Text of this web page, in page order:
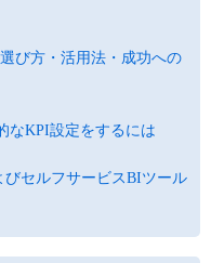
び方・活用法・成功への
なKPI設定をするには
セルフサービスBIツール